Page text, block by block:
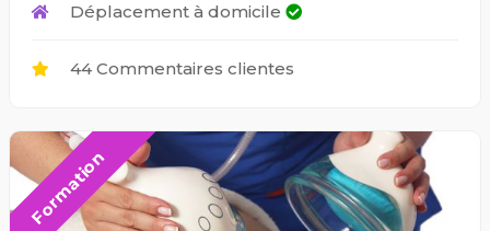
Déplacement à domicile
44 Commentaires clientes
Formation